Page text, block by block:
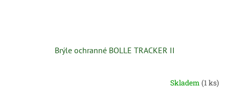
Brýle ochranné BOLLE TRACKER II
Skladem (1 ks)